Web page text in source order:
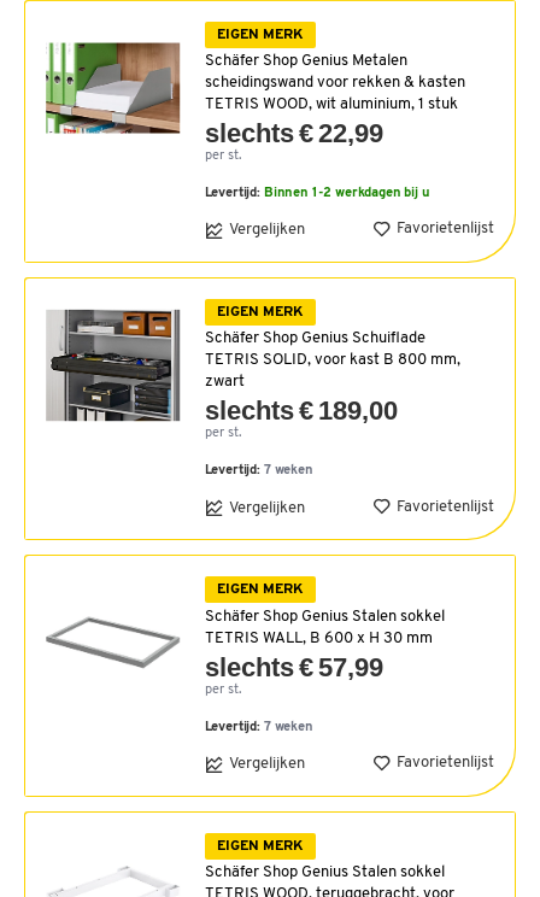
EIGEN MERK
Schäfer Shop Genius Metalen
scheidingswand voor rekken & kasten
TETRIS WOOD, wit aluminium, 1 stuk
slechts € 22,99
per st.
Levertijd: Binnen 1-2 werkdagen bij u
Vergelijken Favorietenlijst
EIGEN MERK
Schäfer Shop Genius Schuiflade
TETRIS SOLID, voor kast B 800 mm,
zwart
slechts € 189,00
per st.
Levertijd: 7 weken
Vergelijken Favorietenlijst
EIGEN MERK
Schäfer Shop Genius Stalen sokkel
TETRIS WALL, B 600 x H 30 mm
slechts € 57,99
per st.
Levertijd: 7 weken
Vergelijken Favorietenlijst
EIGEN MERK
Schäfer Shop Genius Stalen sokkel